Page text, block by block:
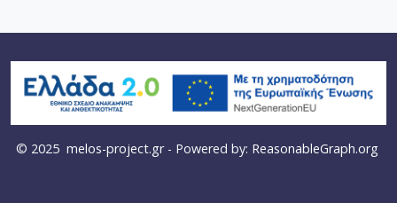
© 2025 melos-project.gr- Powered by: ReasonableGraph.org